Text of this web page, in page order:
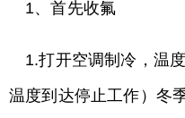
1、首先收氟
1.打开空调制冷，温
温度到达停止工作）冬